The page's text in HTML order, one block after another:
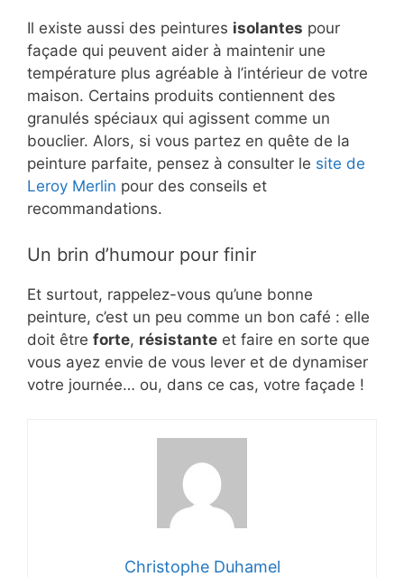
Il existe aussi des peintures isolantes pour
façade qui peuvent aider à maintenir une
température plus agréable à l’intérieur de votre
maison. Certains produits contiennent des
granulés spéciaux qui agissent comme un
bouclier. Alors, si vous partez en quête de la
peinture parfaite, pensez à consulter le site de
Leroy Merlin pour des conseils et
recommandations.
Un brin d’humour pour finir
Et surtout, rappelez-vous qu’une bonne
peinture, c’est un peu comme un bon café : elle
doit être forte, résistante et faire en sorte que
vous ayez envie de vous lever et de dynamiser
votre journée… ou, dans ce cas, votre façade !
Christophe Duhamel